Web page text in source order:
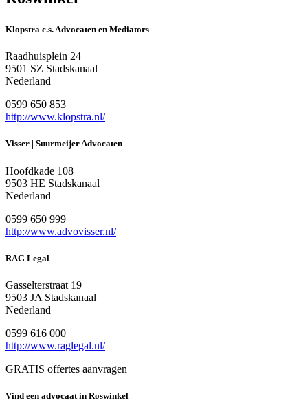
Klopstra c.s. Advocaten en Mediators
Raadhuisplein 24
9501 SZ Stadskanaal
Nederland
0599 650 853
http://www.klopstra.nl/
Visser | Suurmeijer Advocaten
Hoofdkade 108
9503 HE Stadskanaal
Nederland
0599 650 999
http://www.advovisser.nl/
RAG Legal
Gasselterstraat 19
9503 JA Stadskanaal
Nederland
0599 616 000
http://www.raglegal.nl/
GRATIS offertes aanvragen
Vind een advocaat in Roswinkel